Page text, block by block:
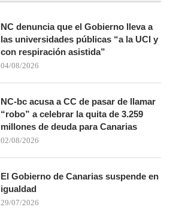
NC denuncia que el Gobierno lleva a
las universidades públicas “a la UCI y
con respiración asistida”
04/08/2026
NC-bc acusa a CC de pasar de llamar
“robo” a celebrar la quita de 3.259
millones de deuda para Canarias
02/08/2026
El Gobierno de Canarias suspende en
igualdad
29/07/2026